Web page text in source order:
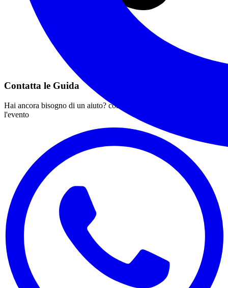
Contatta le Guida
Hai ancora bisogno di un aiuto? contatta le Guide che organizzano
l'evento